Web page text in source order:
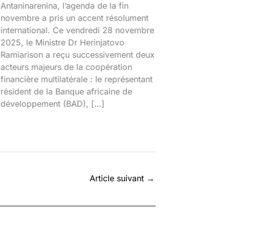
Antaninarenina, l’agenda de la fin
novembre a pris un accent résolument
international. Ce vendredi 28 novembre
2025, le Ministre Dr Herinjatovo
Ramiarison a reçu successivement deux
acteurs majeurs de la coopération
financière multilatérale : le représentant
résident de la Banque africaine de
développement (BAD), […]
Article suivant →